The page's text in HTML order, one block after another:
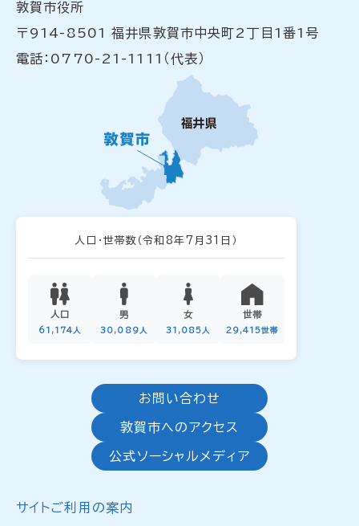
敦賀市役所
〒914-8501 福井県敦賀市中央町2丁目1番1号
電話：0770-21-1111（代表）
人口・世帯数 （令和8年7月31日）
人口
61,174人
男
30,089人
女
31,085人
世帯
29,415世帯
お問い合わせ
敦賀市へのアクセス
公式ソーシャルメディア
サイトご利用の案内